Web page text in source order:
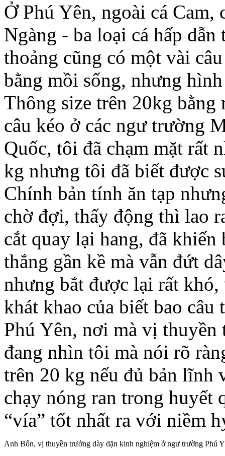
Ở Phú Yên, ngoài cá
Ngàng - ba loại cá hấp
thoảng cũng có một vài
bằng mồi sống, nhưng
Thông size trên 20kg
câu kéo ở các ngư trường
Quốc, tôi đã chạm mặt rất
kg nhưng tôi đã biết được
Chính bản tính ăn tạp
chờ đợi, thấy động thì lao
cắt quay lại hang, đã
thắng gần kề mà vẫn đứt
nhưng bắt được lại rất
khát khao của biết bao
Phú Yên, nơi mà vị
đang nhìn tôi mà nói rõ
trên 20 kg nếu đủ bản lĩnh
chạy nóng ran trong huyết
“vía” tốt nhất ra với niềm
Anh Bốn, vị thuyền trưởng dày dặn kinh nghiệm ở ngư trường Phú